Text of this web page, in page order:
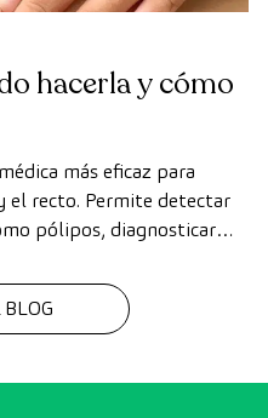
hacerla y cómo
más eficaz para
recto. Permite detectar
pólipos, diagnosticar
BLOG